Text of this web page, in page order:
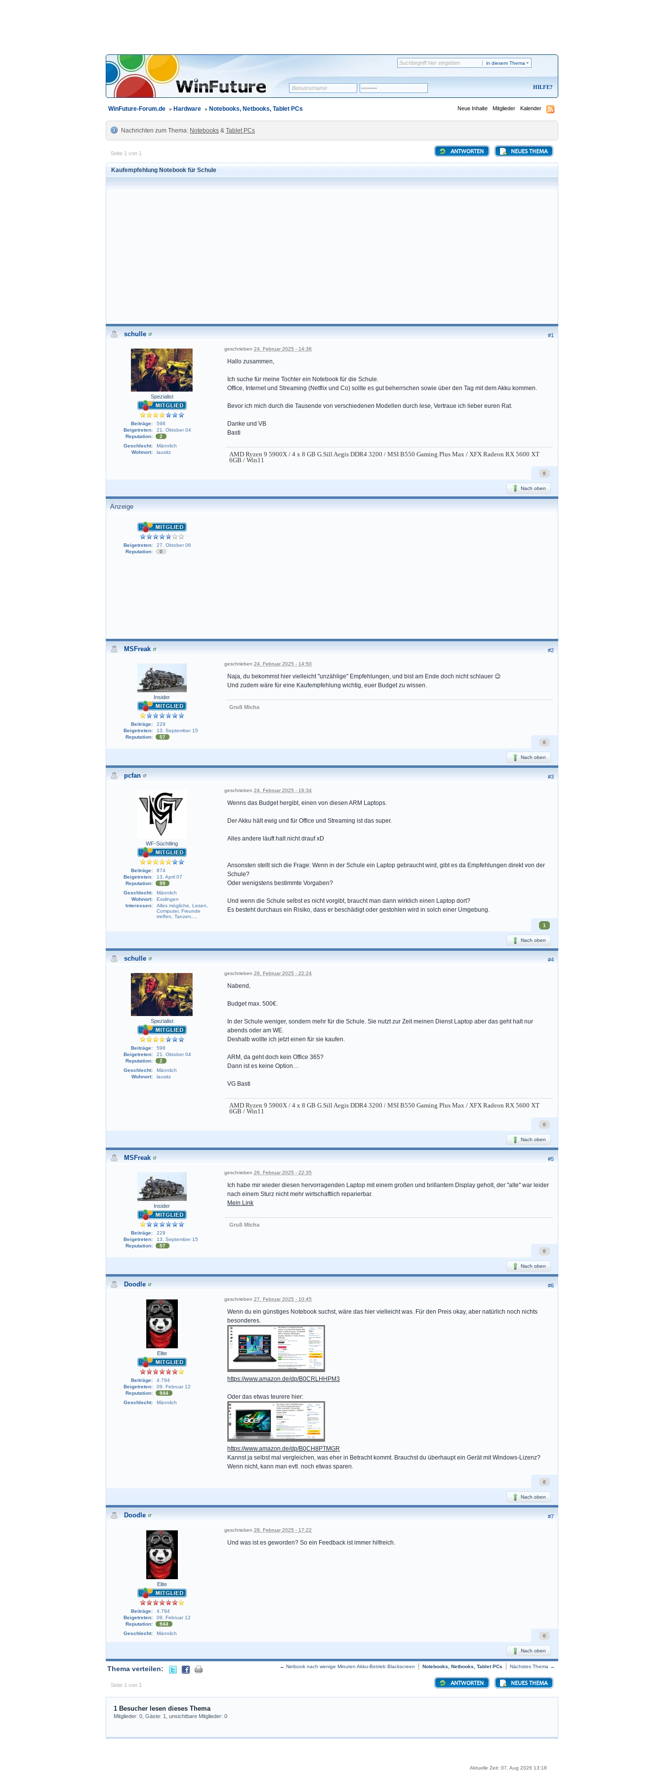
in diesem Thema
HILFE
WinFuture-Forum.de » Hardware » Notebooks, Netbooks, Tablet PCs Neue Inhalte Mitglieder Kalender
Nachrichten zum Thema: Notebooks & Tablet PCs
Seite 1 von 1 NEUES THEMA
ANTWORTEN
Kaufempfehlung Notebook für Schule
#1
schulle
Spezialist
Beiträge:
598
Beigetreten:
21. Oktober 04
Reputation:
2
Geschlecht:
Männlich
Wohnort:
lausitz
geschrieben 24. Februar 2025 - 14:36
Hallo zusammen,
Ich suche für meine Tochter ein Notebook für die Schule.
Office, Internet und Streaming (Netflix und Co) sollte es gut beherrschen sowie über den Tag mit dem Akku kommen.
Bevor ich mich durch die Tausende von verschiedenen Modellen durch lese, Vertraue ich lieber euren Rat.
Danke und VB
Basti
AMD Ryzen 9 5900X / 4 x 8 GB G.Sill Aegis DDR4 3200 / MSI B550 Gaming Plus Max / XFX Radeon RX 5600 XT
6GB / Win11
0
Nach oben
Anzeige
Beigetreten:
27. Oktober 06
Reputation:
0
#2
MSFreak
Insider
Beiträge:
229
Beigetreten:
13. September 15
Reputation:
57
geschrieben 24. Februar 2025 - 14:50
Naja, du bekommst hier vielleicht "unzählige" Empfehlungen, und bist am Ende doch nicht schlauer 😉
Und zudem wäre für eine Kaufempfehlung wichtig, euer Budget zu wissen.
Gruß Micha
0
Nach oben
#3
pcfan
WF-Süchtling
Beiträge:
874
Beigetreten:
13. April 07
Reputation:
99
Geschlecht:
Männlich
Wohnort:
Esslingen
Interessen:
Alles mögliche, Lesen,
Computer, Freunde
treffen, Tanzen,...
geschrieben 24. Februar 2025 - 16:34
Wenns das Budget hergibt, einen von diesen ARM Laptops.
Der Akku hält ewig und für Office und Streaming ist das super.
Alles andere läuft halt nicht drauf xD
Ansonsten stellt sich die Frage: Wenn in der Schule ein Laptop gebraucht wird, gibt es da Empfehlungen direkt von der
Schule?
Oder wenigstens bestimmte Vorgaben?
Und wenn die Schule selbst es nicht vorgibt, braucht man dann wirklich einen Laptop dort?
Es besteht durchaus ein Risiko, dass er beschädigt oder gestohlen wird in solch einer Umgebung.
1
Nach oben
#4
schulle
Spezialist
Beiträge:
598
Beigetreten:
21. Oktober 04
Reputation:
2
Geschlecht:
Männlich
Wohnort:
lausitz
geschrieben 26. Februar 2025 - 22:24
Nabend,
Budget max. 500€.
In der Schule weniger, sondern mehr für die Schule. Sie nutzt zur Zeit meinen Dienst Laptop aber das geht halt nur
abends oder am WE.
Deshalb wollte ich jetzt einen für sie kaufen.
ARM, da geht doch kein Office 365?
Dann ist es keine Option…
VG Basti
AMD Ryzen 9 5900X / 4 x 8 GB G.Sill Aegis DDR4 3200 / MSI B550 Gaming Plus Max / XFX Radeon RX 5600 XT
6GB / Win11
0
Nach oben
#5
MSFreak
Insider
Beiträge:
229
Beigetreten:
13. September 15
Reputation:
57
geschrieben 26. Februar 2025 - 22:35
Ich habe mir wieder diesen hervorragenden Laptop mit einem großen und brillantem Display geholt, der "alte" war leider
nach einem Sturz nicht mehr wirtschaftlich reparierbar.
Mein Link
Gruß Micha
0
Nach oben
#6
Doodle
Elite
Beiträge:
4.794
Beigetreten:
09. Februar 12
Reputation:
944
Geschlecht:
Männlich
geschrieben 27. Februar 2025 - 10:45
Wenn du ein günstiges Notebook suchst, wäre das hier vielleicht was. Für den Preis okay, aber natürlich noch nichts
besonderes.
https://www.amazon.de/dp/B0CRLHHPM3
Oder das etwas teurere hier:
https://www.amazon.de/dp/B0CH8PTMGR
Kannst ja selbst mal vergleichen, was eher in Betracht kommt. Brauchst du überhaupt ein Gerät mit Windows-Lizenz?
Wenn nicht, kann man evtl. noch etwas sparen.
0
Nach oben
#7
Doodle
Elite
Beiträge:
4.794
Beigetreten:
09. Februar 12
Reputation:
944
Geschlecht:
Männlich
geschrieben 28. Februar 2025 - 17:22
Und was ist es geworden? So ein Feedback ist immer hilfreich.
0
Nach oben
← Netbook nach wenige Minuten Akku-Betrieb Blackscreen Notebooks, Netbooks, Tablet PCs Nächstes Thema →
Thema verteilen:
Seite 1 von 1 NEUES THEMA
ANTWORTEN
1 Besucher lesen dieses Thema
Mitglieder: 0, Gäste: 1, unsichtbare Mitglieder: 0
Aktuelle Zeit: 07. Aug 2026 13:18